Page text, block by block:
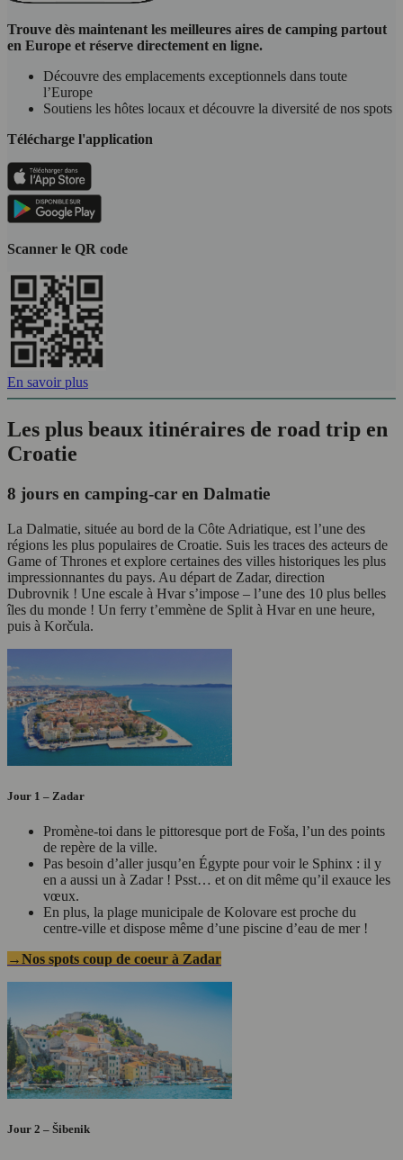
Trouve dès maintenant les meilleures aires de camping partout
en Europe et réserve directement en ligne.
Découvre des emplacements exceptionnels dans toute
l’Europe
Soutiens les hôtes locaux et découvre la diversité de nos spots
Télécharge l'application
Scanner le QR code
En savoir plus
Les plus beaux itinéraires de road trip en
Croatie
8 jours en camping-car en Dalmatie
La Dalmatie, située au bord de la Côte Adriatique, est l’une des
régions les plus populaires de Croatie. Suis les traces des acteurs de
Game of Thrones et explore certaines des villes historiques les plus
impressionnantes du pays. Au départ de Zadar, direction
Dubrovnik ! Une escale à Hvar s’impose – l’une des 10 plus belles
îles du monde ! Un ferry t’emmène de Split à Hvar en une heure,
puis à Korčula.
Jour 1 – Zadar
Promène-toi dans le pittoresque port de Foša, l’un des points
de repère de la ville.
Pas besoin d’aller jusqu’en Égypte pour voir le Sphinx : il y
en a aussi un à Zadar ! Psst… et on dit même qu’il exauce les
vœux.
En plus, la plage municipale de Kolovare est proche du
centre-ville et dispose même d’une piscine d’eau de mer !
→Nos spots coup de coeur à Zadar
Jour 2 – Šibenik